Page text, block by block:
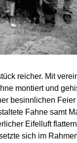
reicher. Mit
montiert und
besinnlichen
Fahne samt
Eifelluft
sich im